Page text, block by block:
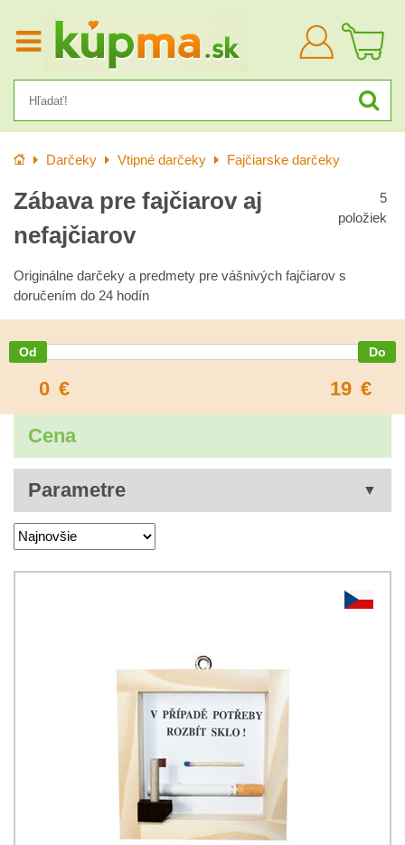
Prihlásiť
sa
Úvod Darčeky Vtipné darčeky Fajčiarske darčeky
Zábava pre fajčiarov aj
nefajčiarov
5
položiek
Originálne darčeky a predmety pre vášnivých fajčiarov s
doručením do 24 hodín
0 € 19 €
Cena
Parametre